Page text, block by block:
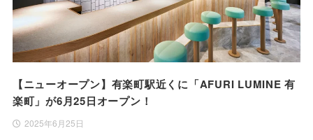
【ニューオープン】有楽町駅近くに「AFURI LUMINE 有
楽町」が6月25日オープン！
2025年6月25日